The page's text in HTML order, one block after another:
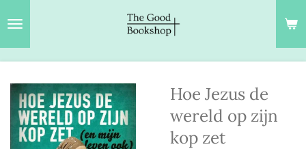
hoofdinhoud
Hoe Jezus de
wereld op zijn
kop zet